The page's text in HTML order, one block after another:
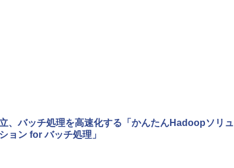
、バッチ処理を高速化する「かんたんHadoopソリュ
ョン for バッチ処理」